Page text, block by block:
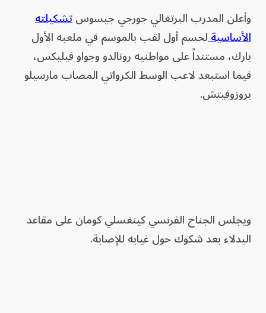
وأعلن المدرب البرتغالي جورجي جيسوستشكيلته
الأساسيةلحسم أول لقب بالموسم في ملعبه الأول
بارك، مستنداً على مواطنيه رونالدو وجواو فيليكس،
فيما استبعد لاعب الوسط الكرواتي المصاب مارسيلو
بروزوفيتش.
ويجلس الجناح الفرنسي كينغسلي كومان على مقاعد
البدلاء بعد شكوك حول غيابه للإصابة.